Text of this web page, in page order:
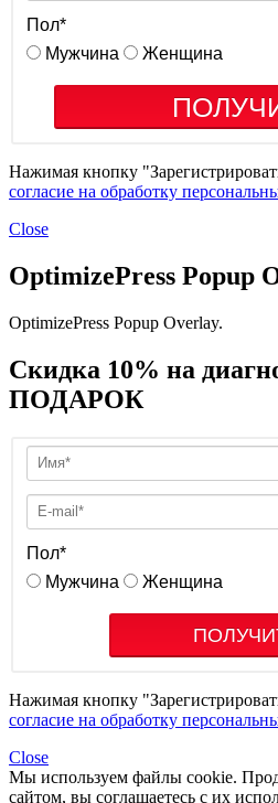
Пол*
Мужчина
Женщина
Нажимая кнопку
согласие на обработку
Close
OptimizePress Popup
OptimizePress Popup Overlay.
Скидка 10% на
ПОДАРОК
Пол*
Мужчина
Женщина
Нажимая кнопку
согласие на обработку
Close
Мы используем файлы cookie.
сайтом, вы соглашаетесь с их